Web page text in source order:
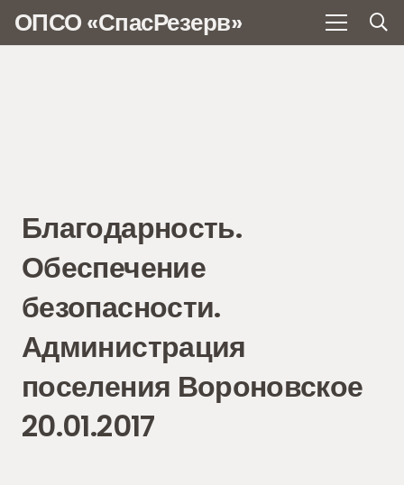
ОПСО «СпасРезерв»
Благодарность.
Обеспечение
безопасности.
Администрация
поселения Вороновское
20.01.2017